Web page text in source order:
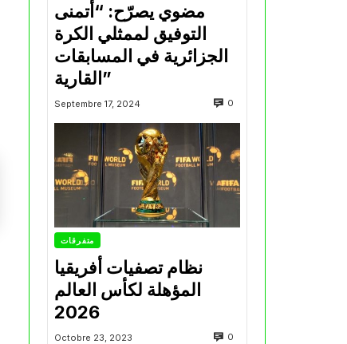
مضوي يصرّح: “أتمنى
التوفيق لممثلي الكرة
الجزائرية في المسابقات
القارية”
Septembre 17, 2024 0
متفرقات
نظام تصفيات أفريقيا
المؤهلة لكأس العالم
2026
Octobre 23, 2023 0